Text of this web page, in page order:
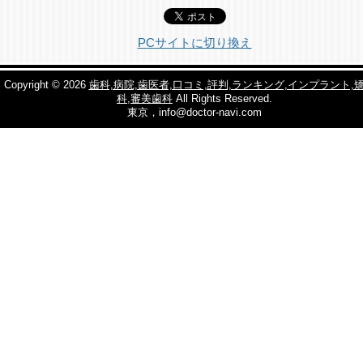
PCサイトに切り換え
Copyright © 2026 歯科,病院,歯医者,口コミ,評判,ランキング,インプラント,
科,審美歯科 All Rights Reserved.
東京，info@doctor-navi.com